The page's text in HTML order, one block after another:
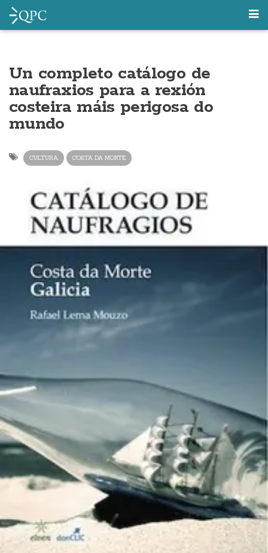
Un completo catálogo de
naufraxios para a rexión
costeira máis perigosa do
mundo
CULTURA COSTA DA MORTE